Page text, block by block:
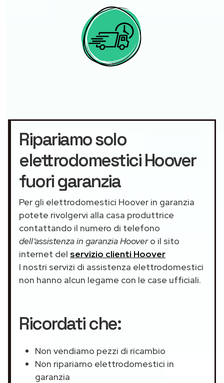
Ripariamo solo
elettrodomestici Hoover
fuori garanzia
Per gli elettrodomestici Hoover in garanzia
potete rivolgervi alla casa produttrice
contattando il numero di telefono
dell’assistenza in garanzia Hoovero il sito
internet del servizio clienti Hoover
I nostri servizi di assistenza elettrodomestici
non hanno alcun legame con le case ufficiali.
Ricordati che:
Non vendiamo pezzi di ricambio
Non ripariamo elettrodomestici in
garanzia